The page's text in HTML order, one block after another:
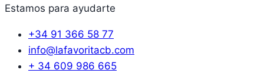
Estamos para ayudarte
+34 91 366 58 77
info@lafavoritacb.com
+ 34 609 986 665